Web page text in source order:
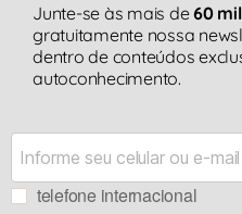
Junte-se às mais de60
gratuitamente nossa
dentro de conteúdos
autoconhecimento.
telefone internacional